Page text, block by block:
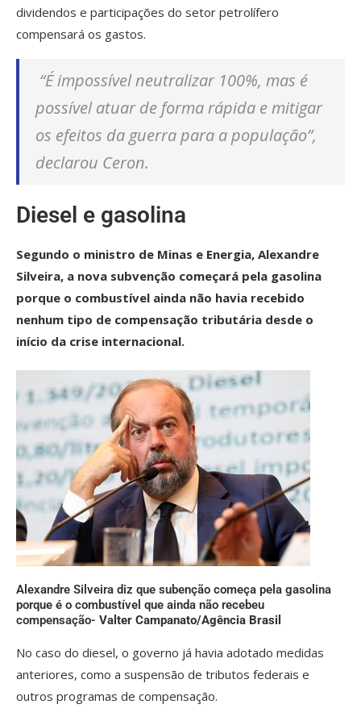
dividendos e participações do setor petrolífero
compensará os gastos.
“É impossível neutralizar 100%, mas é
possível atuar de forma rápida e mitigar
os efeitos da guerra para a população”,
declarou Ceron.
Diesel e gasolina
Segundo o ministro de Minas e Energia, Alexandre
Silveira, a nova subvenção começará pela gasolina
porque o combustível ainda não havia recebido
nenhum tipo de compensação tributária desde o
início da crise internacional.
Alexandre Silveira diz que subenção começa pela gasolina
porque é o combustível que ainda não recebeu
compensação- Valter Campanato/Agência Brasil
No caso do diesel, o governo já havia adotado medidas
anteriores, como a suspensão de tributos federais e
outros programas de compensação.